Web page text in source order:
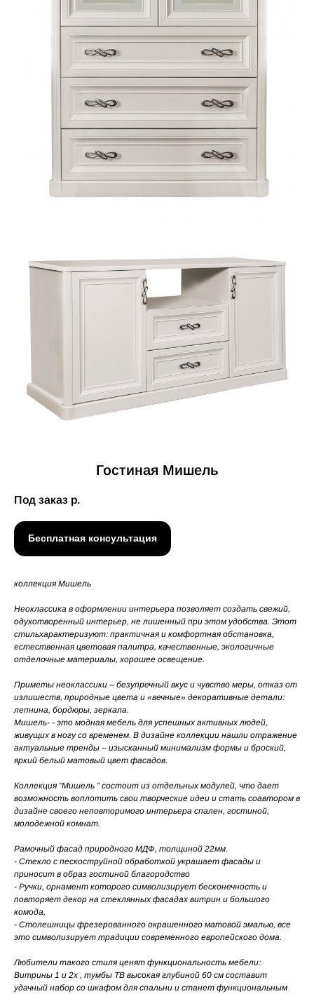
Гостиная Мишель
Под заказ р.
Бесплатная консультация
коллекция Мишель
Неоклассика в оформлении интерьера позволяет создать свежий,
одухотворенный интерьер, не лишенный при этом удобства. Этот
стильхарактеризуют: практичная и комфортная обстановка,
естественная цветовая палитра, качественные, экологичные
отделочные материалы, хорошее освещение.
Приметы неоклассики – безупречный вкус и чувство меры, отказ от
излишеств, природные цвета и «вечные» декоративные детали:
лепнина, бордюры, зеркала.
Мишель- - это модная мебель для успешных активных людей,
живущих в ногу со временем. В дизайне коллекции нашли отражение
актуальные тренды – изысканный минимализм формы и броский,
яркий белый матовый цвет фасадов.
Коллекция "Мишель " состоит из отдельных модулей, что дает
возможность воплотить свои творческие идеи и стать соавтором в
дизайне своего неповторимого интерьера спален, гостиной,
молодежной комнат.
Рамочный фасад природного МДФ, толщиной 22мм.
- Стекло с пескоструйной обработкой украшает фасады и
приносит в образ гостиной благородство
- Ручки, орнамент которого символизирует бесконечность и
повторяет декор на стеклянных фасадах витрин и большого
комода,
- Столешницы фрезерованного окрашенного матовой эмалью, все
это символизирует традиции современного европейского дома.
Любители такого стиля ценят функциональность мебели:
Витрины 1 и 2х , тумбы ТВ высокая глубиной 60 см составит
удачный набор со шкафом для спальни и станет функциональным